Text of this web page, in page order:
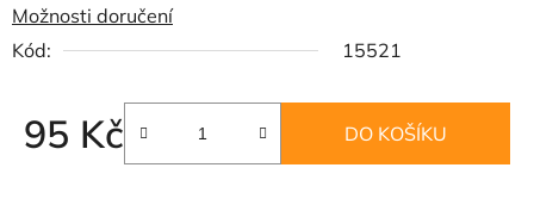
Možnosti doručení
Kód:
15521
95 Kč
Měrná cena:
DO KOŠÍKU